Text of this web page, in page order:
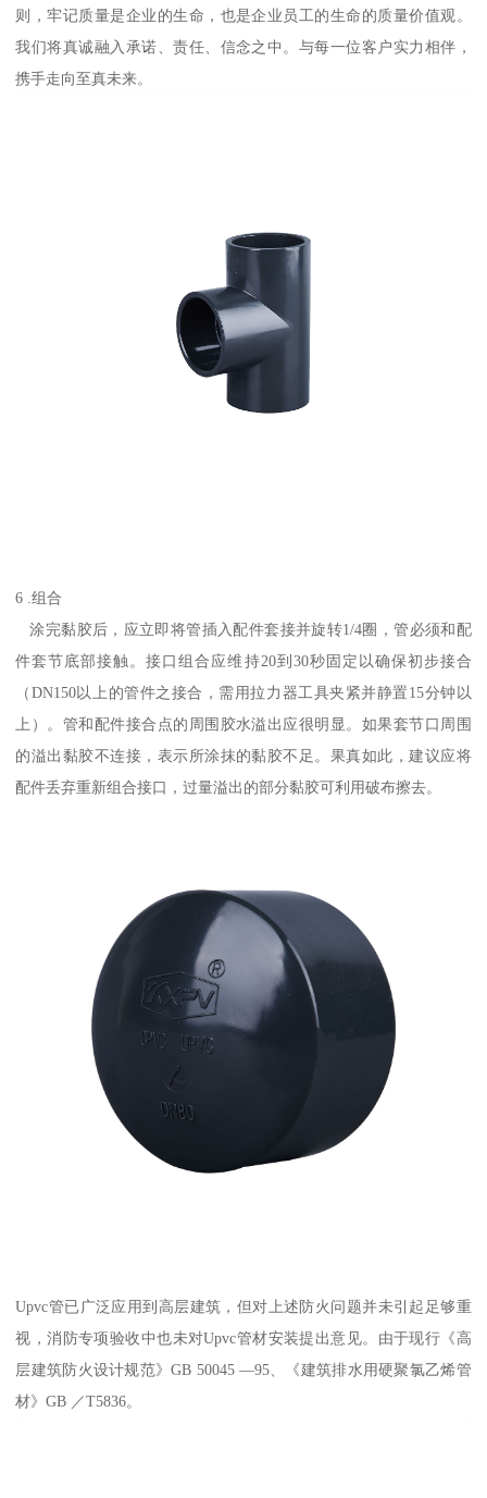
则，牢记质量是企业的生命，也是企业员工的生命的质量价值观。
我们将真诚融入承诺、责任、信念之中。与每一位客户实力相伴，
携手走向至真未来。
6 .组合
涂完黏胶后，应立即将管插入配件套接并旋转1/4圈，管必须和配
件套节底部接触。接口组合应维持20到30秒固定以确保初步接合
（DN150以上的管件之接合，需用拉力器工具夹紧并静置15分钟以
上）。管和配件接合点的周围胶水溢出应很明显。如果套节口周围
的溢出黏胶不连接，表示所涂抹的黏胶不足。果真如此，建议应将
配件丢弃重新组合接口，过量溢出的部分黏胶可利用破布擦去。
Upvc管已广泛应用到高层建筑，但对上述防火问题并未引起足够重
视，消防专项验收中也未对Upvc管材安装提出意见。由于现行《高
层建筑防火设计规范》GB 50045 —95、《建筑排水用硬聚氯乙烯管
材》GB ／T5836。